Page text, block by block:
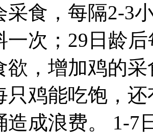
采食，每隔2-3
一次；29日龄
欲，增加鸡的
只鸡能吃饱，
造成浪费。 1-7